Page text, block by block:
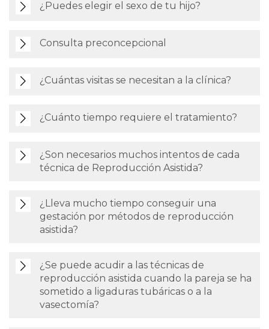
¿Puedes elegir el sexo de tu hijo?
Consulta preconcepcional
¿Cuántas visitas se necesitan a la clínica?
¿Cuánto tiempo requiere el tratamiento?
¿Son necesarios muchos intentos de cada
técnica de Reproducción Asistida?
¿Lleva mucho tiempo conseguir una
gestación por métodos de reproducción
asistida?
¿Se puede acudir a las técnicas de
reproducción asistida cuando la pareja se ha
sometido a ligaduras tubáricas o a la
vasectomía?